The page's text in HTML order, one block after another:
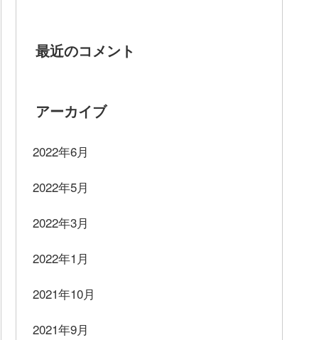
最近のコメント
アーカイブ
2022年6月
2022年5月
2022年3月
2022年1月
2021年10月
2021年9月